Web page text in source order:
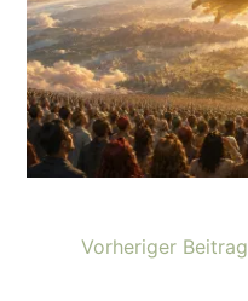
Vorheriger Beitrag